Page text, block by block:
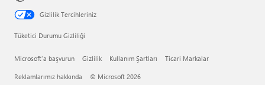
Gizlilik Tercihleriniz
Tüketici Durumu Gizliliği
Microsoft'a başvurun Gizlilik Kullanım Şartları Ticari Markalar
Reklamlarımız hakkında © Microsoft 2026